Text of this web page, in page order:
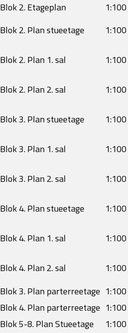
​Blok 2. Etageplan
​1:100
Blok 2. Plan stueetage 1:100
​Blok 2. Plan 1. sal ​1:100
Blok 2. Plan 2. sal 1:100
Blok 3. Plan stueetage ​1:100
Blok 3. Plan 1. sal 1:100
Blok 3. Plan 2. sal ​1:100
Blok 4. Plan stueetage 1:100
Blok 4. Plan 1. sal ​1:100
Blok 4. Plan 2. sal
1:100
Blok 3. Plan parterreetage ​1:100
Blok 4. Plan parterreetage 1:100
Blok 5-8. Plan Stueetage
​1:100